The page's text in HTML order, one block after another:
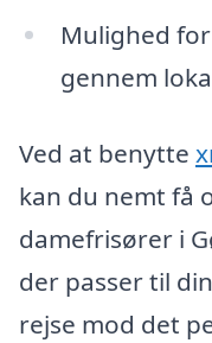
Mulighed
gennem
Ved at benytte
kan du nemt få
damefrisører i
der passer til
rejse mod det